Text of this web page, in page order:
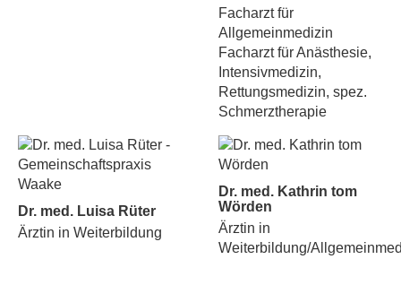
Facharzt für
Allgemeinmedizin
Facharzt für Anästhesie,
Intensivmedizin,
Rettungsmedizin, spez.
Schmerztherapie
Dr. med. Luisa Rüter
Ärztin in Weiterbildung
Dr. med. Kathrin tom
Wörden
Ärztin in
Weiterbildung/